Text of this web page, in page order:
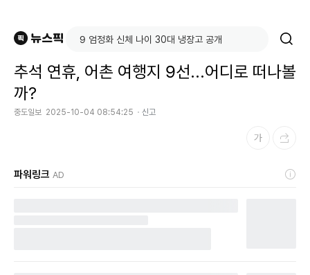
추석 연휴, 어촌 여행지 9선...어디로 떠나볼
까?
중도일보 2025-10-04 08:54:25 신고
파워링크 AD